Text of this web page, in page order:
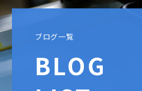
ブログ一覧
BLOG